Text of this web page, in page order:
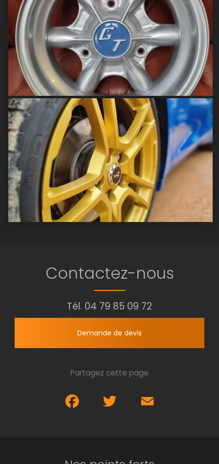
Contactez-nous
Tél. 04 79 85 09 72
Demande de devis
Partagez cette page